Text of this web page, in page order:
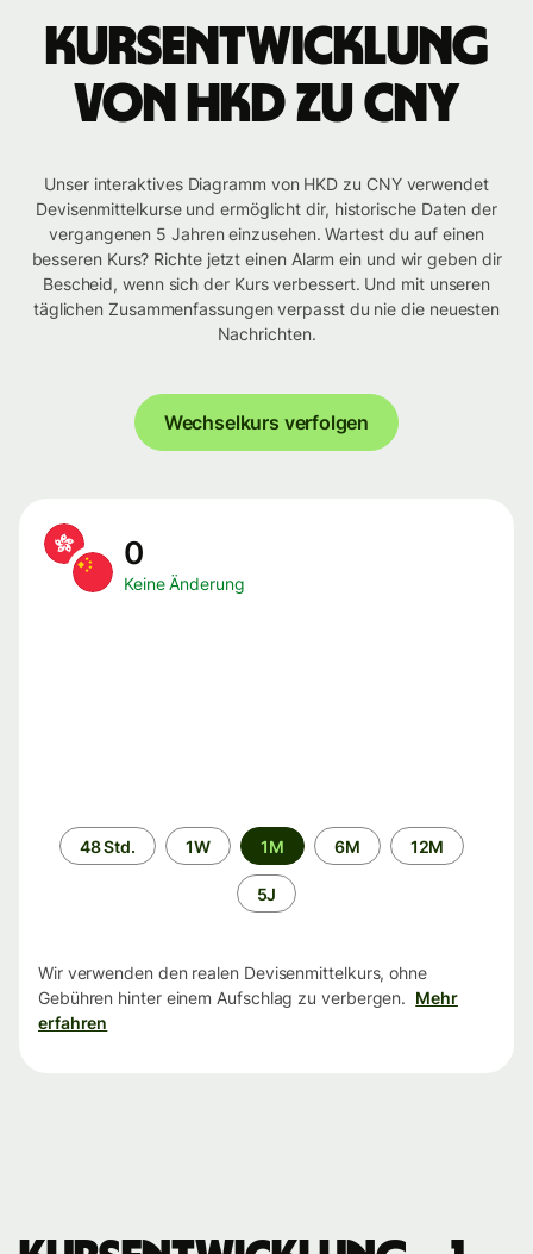
Kursentwicklung
von HKD zu CNY
Unser interaktives Diagramm von HKD zu CNY verwendet
Devisenmittelkurse und ermöglicht dir, historische Daten der
vergangenen 5 Jahren einzusehen. Wartest du auf einen
besseren Kurs? Richte jetzt einen Alarm ein und wir geben dir
Bescheid, wenn sich der Kurs verbessert. Und mit unseren
täglichen Zusammenfassungen verpasst du nie die neuesten
Nachrichten.
Wechselkurs verfolgen
0
Keine Änderung
Zeitraum
48 Std. 1W 1M 6M 12M
5J
Wir verwenden den realen Devisenmittelkurs, ohne
Gebühren hinter einem Aufschlag zu verbergen. Mehr
erfahren